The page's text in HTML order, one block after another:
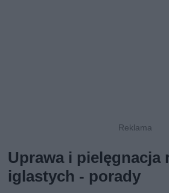
Uprawa i pielęgnacja
iglastych - porady